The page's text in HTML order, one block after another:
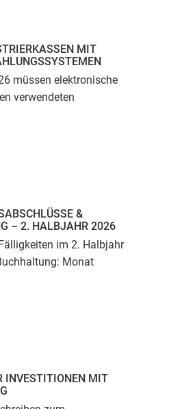
MIT
müssen elektronische
verwendeten
&
– 2. HALBJAHR 2026
im 2. Halbjahr
Monat
INVESTITIONEN MIT